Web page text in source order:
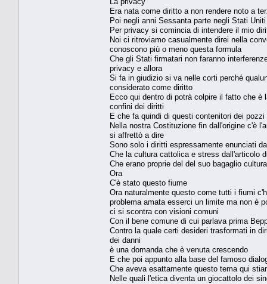
Era nata come diritto a non rendere noto a
Poi negli anni Sessanta parte negli Stati
Per privacy si comincia di intendere il mio
Noi ci ritroviamo casualmente direi nella
conoscono più o meno questa formula
Che gli Stati firmatari non faranno
privacy e allora
Si fa in giudizio si va nelle corti perché
considerato come diritto
Ecco qui dentro di potrà colpire il fatto che è
confini dei diritti
E che fa quindi di questi contenitori dei
Nella nostra Costituzione fin dall'origine c'è
si affrettò a dire
Sono solo i diritti espressamente enunciati
Che la cultura cattolica e stress dall'articolo
Che erano proprie del del suo bagaglio
Ora
C'è stato questo fiume
Ora naturalmente questo come tutti i fiumi
problema amata esserci un limite ma non è
ci si scontra con visioni comuni
Con il bene comune di cui parlava prima
Contro la quale certi desideri trasformati in
dei danni
è una domanda che è venuta crescendo
E che poi appunto alla base del famoso
Che aveva esattamente questo tema qui
Nelle quali l'etica diventa un giocattolo dei